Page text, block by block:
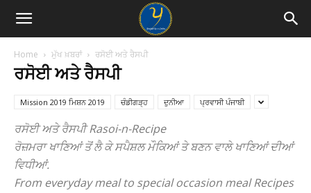
Home ਮੁੱਖ ਖ਼ਬਰਾਂ ਰਸੋਈ ਅਤੇ ਰੈਸਪੀ
ਰਸੋਈ ਅਤੇ ਰੈਸਪੀ
Mission 2019 ਮਿਸ਼ਨ 2019 ਚੰਡੀਗੜ੍ਹ ਦੁਨੀਆ ਪ੍ਰਵਾਸੀ ਪੰਜਾਬੀ
ਰਸੋਈ ਅਤੇ ਰੈਸਪੀ Rasoi-n-Recipe
ਰੋਜ਼ਮਰਾ ਖਾਣਿਆਂ ਤੋਂ ਲੈ ਕੇ ਸਪੈਸ਼ਲ ਮੌਕਿਆਂ ਤੇ ਬਣਨ ਵਾਲੇ ਖਾਣਿਆਂ ਦੀਆਂ
ਵਿਧੀਆਂ.
From everyday meal to special occasion meal Recipes